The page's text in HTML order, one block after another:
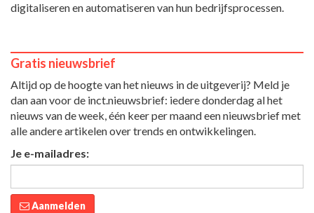
digitaliseren en automatiseren van hun bedrijfsprocessen.
Gratis nieuwsbrief
Altijd op de hoogte van het nieuws in de uitgeverij? Meld je
dan aan voor de inct.nieuwsbrief: iedere donderdag al het
nieuws van de week, één keer per maand een nieuwsbrief met
alle andere artikelen over trends en ontwikkelingen.
Je e-mailadres:
Aanmelden